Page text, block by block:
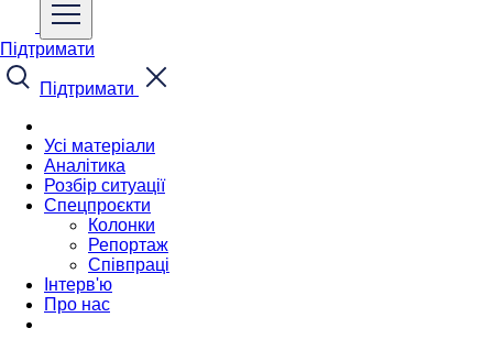
Підтримати
Підтримати
Усі матеріали
Аналітика
Розбір ситуації
Спецпроєкти
Колонки
Репортаж
Співпраці
Інтерв'ю
Про нас